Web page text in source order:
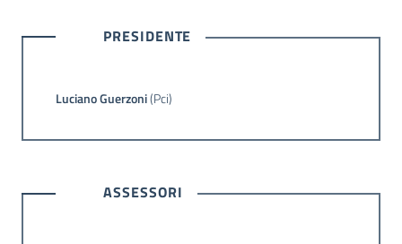
PRESIDENTE
Luciano Guerzoni(Pci)
ASSESSORI